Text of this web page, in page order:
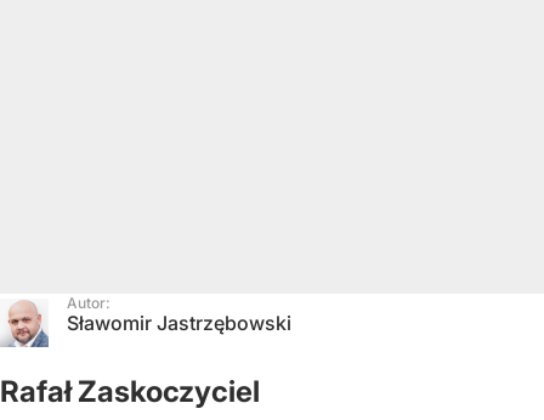
Autor:
Sławomir Jastrzębowski
Rafał Zaskoczyciel